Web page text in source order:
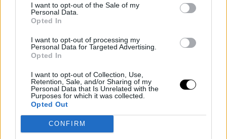
I want to opt-out of the Sale of my
Personal Data.
Opted In
I want to opt-out of processing my
Personal Data for Targeted Advertising.
Opted In
I want to opt-out of Collection, Use,
Retention, Sale, and/or Sharing of my
Personal Data that Is Unrelated with the
Purposes for which it was collected.
Opted Out
CONFIRM